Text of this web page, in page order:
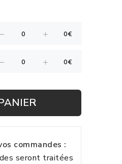
commandes :
seront traitées